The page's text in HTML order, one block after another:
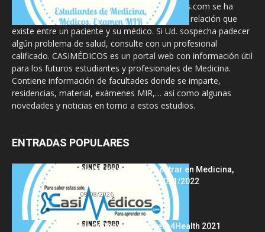
La información proporcionada en CasiMedicos.com se ha
diseñado para complementar, no substituir, la relación que
existe entre un paciente y su médico. Si Ud. sospecha padecer
algún problema de salud, consulte con un profesional
calificado. CASIMÉDICOS es un portal web con información útil
para los futuros estudiantes y profesionales de Medicina.
Contiene información de facultades donde se imparte,
residencias, material, exámenes MIR,… así como algunas
novedades y noticias en torno a estos estudios.
ENTRADAS POPULARES
Notas de corte para entrar en Medicina,
curso 2022/2023 vs 2021/2022
09/08/2026
Hackathon Innomakers4Health 2021